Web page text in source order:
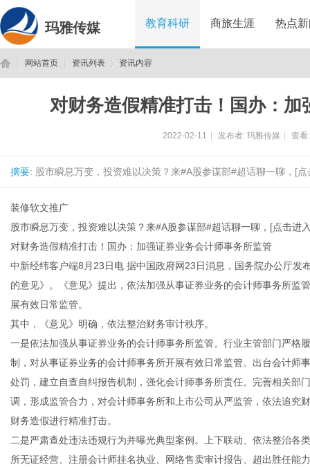
玛雅传媒 教育科研 商旅生涯 热点
网站首页 资讯列表 资讯内容
对财务造假精准打击！国办：
2022-02-11 发布者: 玛雅传媒 查
摘要: 股市瞬息万变，投资难以决策？来#A股参谋部#超话聊一聊，[
装修软文推广
股市瞬息万变，投资难以决策？来#A股参谋部#超话聊一聊，[点击进
对财务造假精准打击！国办：加强证券业务会计师事务所监管
中新经纬客户端8月23日电 据中国政府网23日消息，国务院办公厅
的意见》。《意见》提出，依法加强从事证券业务的会计师事务所监
展有效日常监管。
其中，《意见》明确，依法整治财务审计秩序。
一是依法加强从事证券业务的会计师事务所监管。行业主管部门严格
制，对从事证券业务的会计师事务所开展有效日常监管。出台会计师
处罚，建立自查自纠报告机制，强化会计师事务所责任。完善相关部
调，形成监管合力，对会计师事务所和上市公司从严监管，依法追究
财务造假进行精准打击。
二是严肃查处违法违规行为并曝光典型案例。上下联动、依法整治各
所无证经营、注册会计师挂名执业、网络售卖审计报告、超出胜任能